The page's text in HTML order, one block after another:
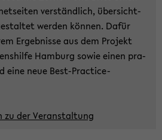
ver­ständ­lich, über­sicht­
wer­den kön­nen. Dafür
Er­geb­nis­se aus dem Pro­jekt
Ham­burg sowie einen pra­
eine neue Best-​Practice-
der Ver­an­stal­tung